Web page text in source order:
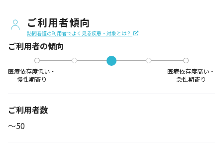
ご利用者傾向
訪問看護の利用者でよく見る疾患・対象とは？
ご利用者の傾向
医療依存度低い・
慢性期寄り
医療依存度高い・
急性期寄り
ご利用者数
〜50